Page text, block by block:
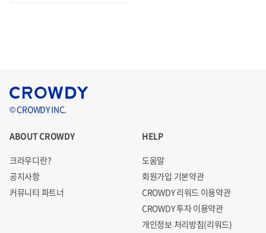
© CROWDY INC.
ABOUT CROWDY
크라우디란?
공지사항
커뮤니티 파트너
HELP
도움말
회원가입 기본약관
CROWDY 리워드 이용약관
CROWDY 투자 이용약관
개인정보 처리방침(리워드)